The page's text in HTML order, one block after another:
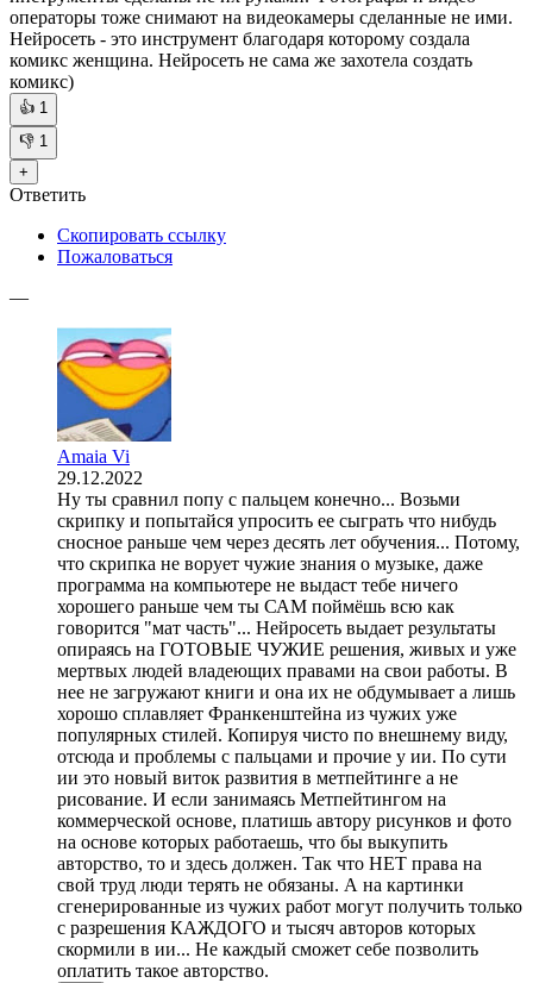
операторы тоже снимают на видеокамеры сделанные не ими.
Нейросеть - это инструмент благодаря которому создала
комикс женщина. Нейросеть не сама же захотела создать
комикс)
👍 1
👎 1
+
Ответить
Скопировать ссылку
Пожаловаться
—
Amaia Vi
29.12.2022
Ну ты сравнил попу с пальцем конечно... Возьми
скрипку и попытайся упросить ее сыграть что нибудь
сносное раньше чем через десять лет обучения... Потому,
что скрипка не ворует чужие знания о музыке, даже
программа на компьютере не выдаст тебе ничего
хорошего раньше чем ты САМ поймёшь всю как
говорится "мат часть"... Нейросеть выдает результаты
опираясь на ГОТОВЫЕ ЧУЖИЕ решения, живых и уже
мертвых людей владеющих правами на свои работы. В
нее не загружают книги и она их не обдумывает а лишь
хорошо сплавляет Франкенштейна из чужих уже
популярных стилей. Копируя чисто по внешнему виду,
отсюда и проблемы с пальцами и прочие у ии. По сути
ии это новый виток развития в метпейтинге а не
рисование. И если занимаясь Метпейтингом на
коммерческой основе, платишь автору рисунков и фото
на основе которых работаешь, что бы выкупить
авторство, то и здесь должен. Так что НЕТ права на
свой труд люди терять не обязаны. А на картинки
сгенерированные из чужих работ могут получить только
с разрешения КАЖДОГО и тысяч авторов которых
скормили в ии... Не каждый сможет себе позволить
оплатить такое авторство.